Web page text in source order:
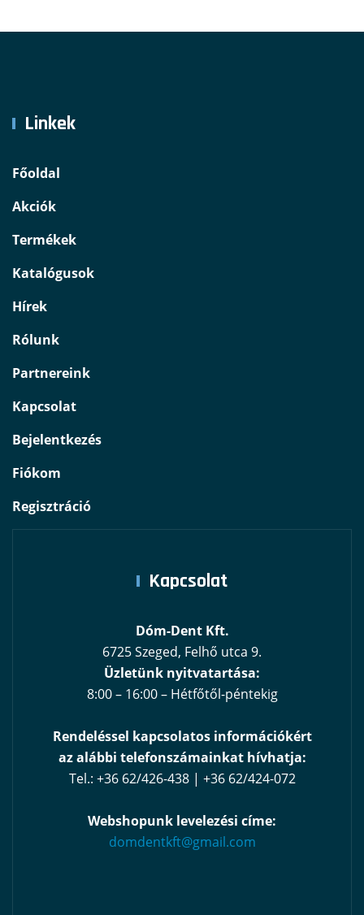
Linkek
Főoldal
Akciók
Termékek
Katalógusok
Hírek
Rólunk
Partnereink
Kapcsolat
Bejelentkezés
Fiókom
Regisztráció
Kapcsolat
Dóm-Dent Kft.
6725 Szeged, Felhő utca 9.
Üzletünk nyitvatartása:
8:00 – 16:00 – Hétfőtől-péntekig
Rendeléssel kapcsolatos információkért
az alábbi telefonszámainkat hívhatja:
Tel.: +36 62/426-438 | +36 62/424-072
Webshopunk levelezési címe:
domdentkft@gmail.com